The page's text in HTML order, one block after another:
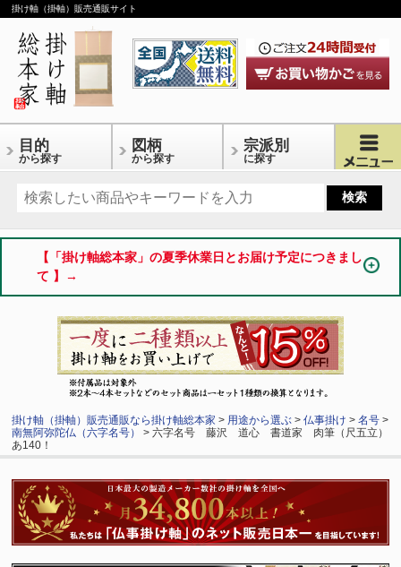
掛け軸（掛軸）販売通販サイト
目的
から探す
図柄
から探す
宗派別
に探す
【「掛け軸総本家」の夏季休業日とお届け予定につきまし
て 】→
掛け軸（掛軸）販売通販なら掛け軸総本家 > 用途から選ぶ >仏事掛け >名号 >
南無阿弥陀仏（六字名号）
> 六字名号 藤沢 道心 書道家 肉筆（尺五立）
あ140！